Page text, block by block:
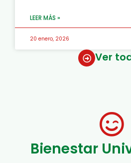
LEER MÁS »
20 enero, 2026
Ver
Bienestar